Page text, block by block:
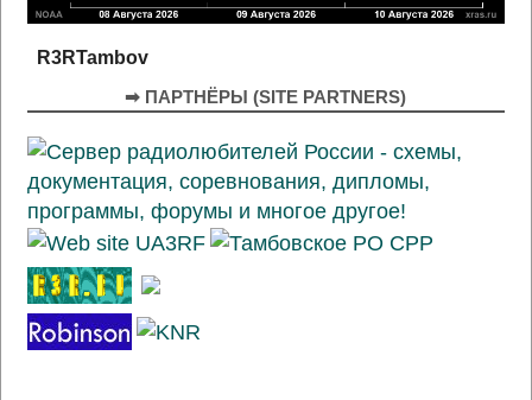
R3RTambov
➡ ПАРТНЁРЫ (SITE PARTNERS)